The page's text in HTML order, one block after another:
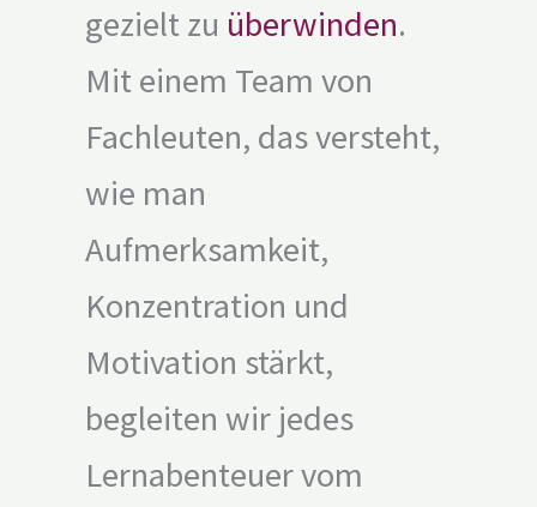
gezielt zu überwinden.
Mit einem Team von
Fachleuten, das versteht,
wie man
Aufmerksamkeit,
Konzentration und
Motivation stärkt,
begleiten wir jedes
Lernabenteuer vom